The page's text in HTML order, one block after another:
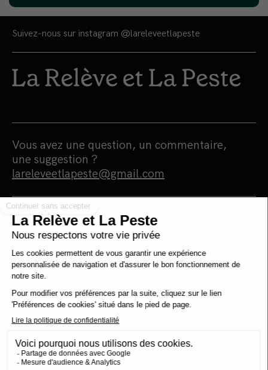
Suivez-nous sur instagram @lareleveetlapeste
Vous avez une question, un commentaire,
une suggestion ?
lareleveetlapeste@gmail.com
Nous sommes une maison d'édition et un
média 100% indépendants qui
s'autofinancent en totale autonomie.
Notre portée est humaniste, écologiste et
surtout antiraciste. Nous nous finançons
grâce à la vente de nos livres. Notre
politique est simple : 0 pub, 0 investisseur et
0 prêt bancaire pour une information 100%